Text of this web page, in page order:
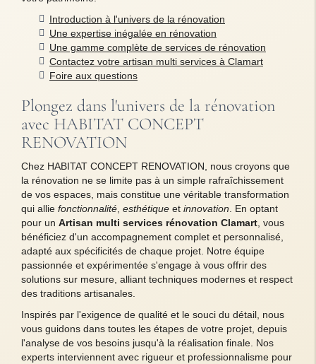
Introduction à l'univers de la rénovation
Une expertise inégalée en rénovation
Une gamme complète de services de rénovation
Contactez votre artisan multi services à Clamart
Foire aux questions
Plongez dans l'univers de la rénovation
avec HABITAT CONCEPT
RENOVATION
Chez HABITAT CONCEPT RENOVATION, nous croyons que
la rénovation ne se limite pas à un simple rafraîchissement
de vos espaces, mais constitue une véritable transformation
qui allie fonctionnalité esthétique et innovation . En optant
pour un Artisan multi services rénovation Clamart , vous
bénéficiez d'un accompagnement complet et personnalisé,
adapté aux spécificités de chaque projet. Notre équipe
passionnée et expérimentée s'engage à vous offrir des
solutions sur mesure, alliant techniques modernes et respect
des traditions artisanales.
Inspirés par l'exigence de qualité et le souci du détail, nous
vous guidons dans toutes les étapes de votre projet, depuis
l'analyse de vos besoins jusqu'à la réalisation finale. Nos
experts interviennent avec rigueur et professionnalisme pour